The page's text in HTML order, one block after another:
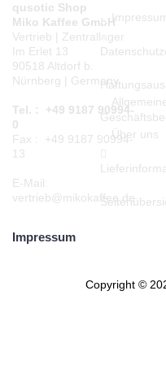
qusotic Shop
Miko Kaffee GmbH
Vertrieb | Zentrallager
Im Erlet 13
90518 Altdorf b.
Nürnberg | Germany
Tel. : +49 9187 90994-
0
Fax : +49 9187 90994-
13
E-Mail:
vertrieb@mikokaffee.de
Impressum
Über uns
Impressum
Copyright ©